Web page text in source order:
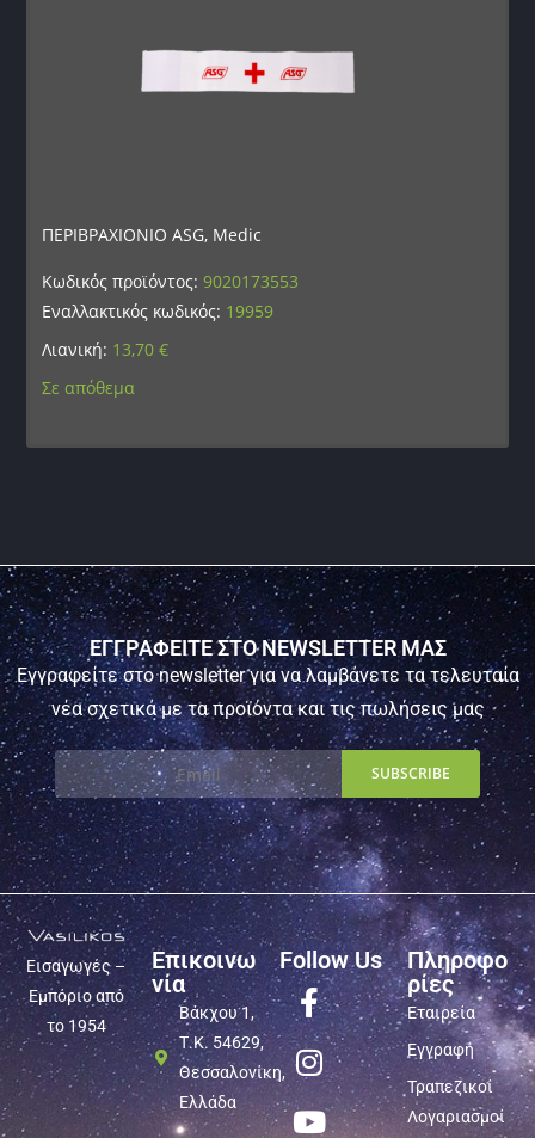
ΠΕΡΙΒΡΑΧΙΟΝΙΟ ASG, Medic
Κωδικός προϊόντος:9020173553
Εναλλακτικός κωδικός: 19959
Λιανική: 13,70€
Σε απόθεμα
ΕΓΓΡΑΦΕΙΤΕ ΣΤΟ NEWSLETTER ΜΑΣ
Εγγραφείτε στο newsletter για να λαμβάνετε τα τελευταία
νέα σχετικά με τα προϊόντα και τις πωλήσεις μας
Εισαγωγές –
Εμπόριο από
το 1954
Επικοινω
νία
Βάκχου 1,
Τ.Κ. 54629,
Θεσσαλονίκη,
Ελλάδα
Follow Us
Πληροφο
ρίες
Εταιρεία
Εγγραφή
Τραπεζικοί
Λογαριασμοί